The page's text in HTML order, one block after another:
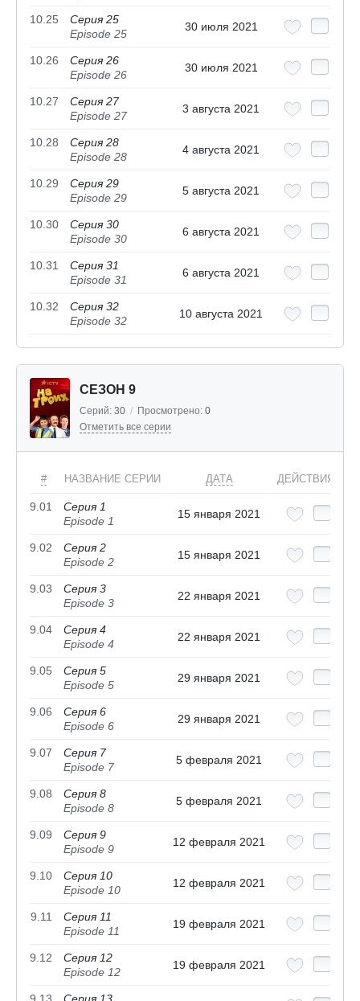
10.25
Серия 25
Episode 25
30 июля 2021
10.26
Серия 26
Episode 26
30 июля 2021
10.27
Серия 27
Episode 27
3 августа 2021
10.28
Серия 28
Episode 28
4 августа 2021
10.29
Серия 29
Episode 29
5 августа 2021
10.30
Серия 30
Episode 30
6 августа 2021
10.31
Серия 31
Episode 31
6 августа 2021
10.32
Серия 32
Episode 32
10 августа 2021
СЕЗОН 9
Серий: 30 / Просмотрено: 0
Отметить все серии
# НАЗВАНИЕ СЕРИИ ДАТА ДЕЙСТВИЯ
9.01
Серия 1
Episode 1
15 января 2021
9.02
Серия 2
Episode 2
15 января 2021
9.03
Серия 3
Episode 3
22 января 2021
9.04
Серия 4
Episode 4
22 января 2021
9.05
Серия 5
Episode 5
29 января 2021
9.06
Серия 6
Episode 6
29 января 2021
9.07
Серия 7
Episode 7
5 февраля 2021
9.08
Серия 8
Episode 8
5 февраля 2021
9.09
Серия 9
Episode 9
12 февраля 2021
9.10
Серия 10
Episode 10
12 февраля 2021
9.11
Серия 11
Episode 11
19 февраля 2021
9.12
Серия 12
Episode 12
19 февраля 2021
9.13 Серия 13